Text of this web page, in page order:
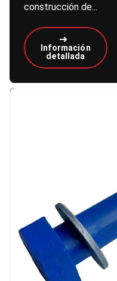
construcción de...
Información
detallada